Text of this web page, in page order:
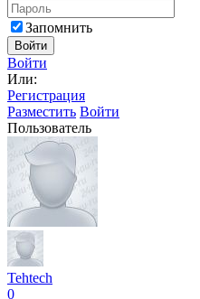
Запомнить
Войти
Войти
Или:
Регистрация
Разместить Войти
Пользователь
Tehtech
0